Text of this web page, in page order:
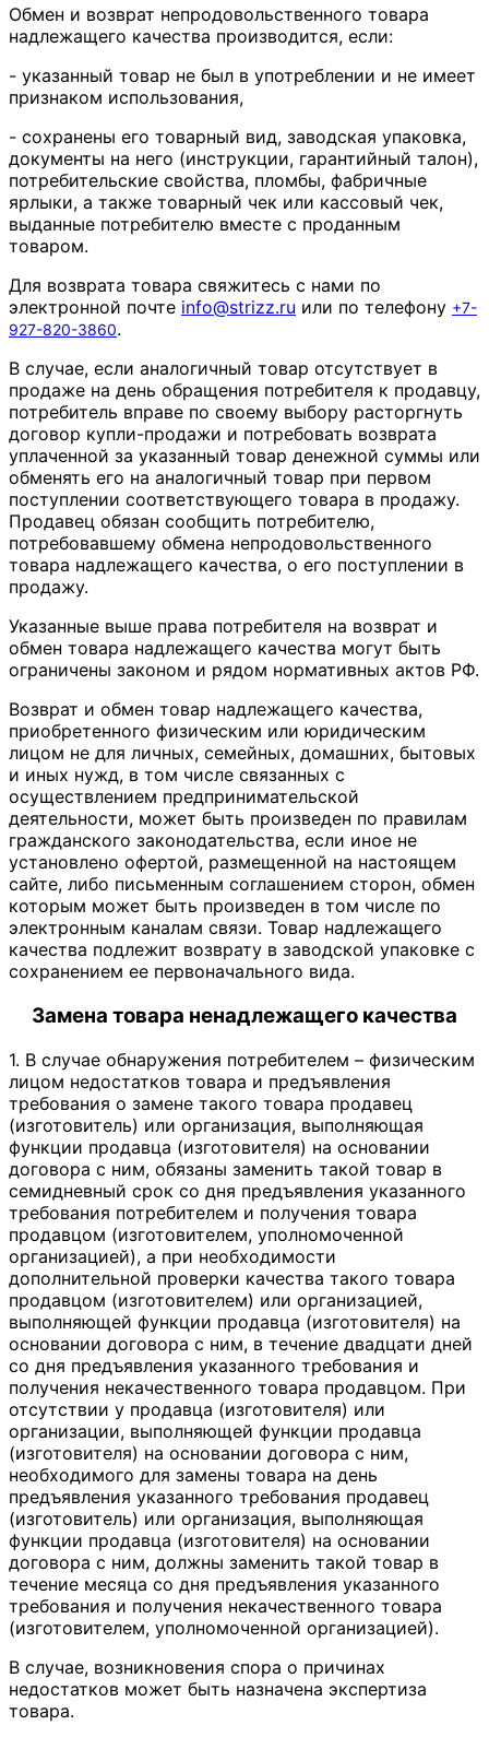
Обмен и возврат непродовольственного товара
надлежащего качества производится, если:
- указанный товар не был в употреблении и не имеет
признаком использования,
- сохранены его товарный вид, заводская упаковка,
документы на него (инструкции, гарантийный талон),
потребительские свойства, пломбы, фабричные
ярлыки, а также товарный чек или кассовый чек,
выданные потребителю вместе с проданным
товаром.
Для возврата товара свяжитесь с нами по
электронной почте info@strizz.ru или по телефону +7-
927-820-3860.
В случае, если аналогичный товар отсутствует в
продаже на день обращения потребителя к продавцу,
потребитель вправе по своему выбору расторгнуть
договор купли-продажи и потребовать возврата
уплаченной за указанный товар денежной суммы или
обменять его на аналогичный товар при первом
поступлении соответствующего товара в продажу.
Продавец обязан сообщить потребителю,
потребовавшему обмена непродовольственного
товара надлежащего качества, о его поступлении в
продажу.
Указанные выше права потребителя на возврат и
обмен товара надлежащего качества могут быть
ограничены законом и рядом нормативных актов РФ.
Возврат и обмен товар надлежащего качества,
приобретенного физическим или юридическим
лицом не для личных, семейных, домашних, бытовых
и иных нужд, в том числе связанных с
осуществлением предпринимательской
деятельности, может быть произведен по правилам
гражданского законодательства, если иное не
установлено офертой, размещенной на настоящем
сайте, либо письменным соглашением сторон, обмен
которым может быть произведен в том числе по
электронным каналам связи. Товар надлежащего
качества подлежит возврату в заводской упаковке с
сохранением ее первоначального вида.
Замена товара ненадлежащего качества
1. В случае обнаружения потребителем – физическим
лицом недостатков товара и предъявления
требования о замене такого товара продавец
(изготовитель) или организация, выполняющая
функции продавца (изготовителя) на основании
договора с ним, обязаны заменить такой товар в
семидневный срок со дня предъявления указанного
требования потребителем и получения товара
продавцом (изготовителем, уполномоченной
организацией), а при необходимости
дополнительной проверки качества такого товара
продавцом (изготовителем) или организацией,
выполняющей функции продавца (изготовителя) на
основании договора с ним, в течение двадцати дней
со дня предъявления указанного требования и
получения некачественного товара продавцом. При
отсутствии у продавца (изготовителя) или
организации, выполняющей функции продавца
(изготовителя) на основании договора с ним,
необходимого для замены товара на день
предъявления указанного требования продавец
(изготовитель) или организация, выполняющая
функции продавца (изготовителя) на основании
договора с ним, должны заменить такой товар в
течение месяца со дня предъявления указанного
требования и получения некачественного товара
(изготовителем, уполномоченной организацией).
В случае, возникновения спора о причинах
недостатков может быть назначена экспертиза
товара.